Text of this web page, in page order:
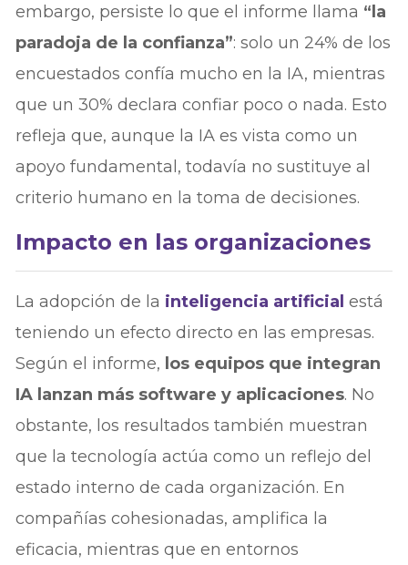
embargo, persiste lo que el informe llama “la
paradoja de la confianza”: solo un 24% de los
encuestados confía mucho en la IA, mientras
que un 30% declara confiar poco o nada. Esto
refleja que, aunque la IA es vista como un
apoyo fundamental, todavía no sustituye al
criterio humano en la toma de decisiones.
Impacto en las organizaciones
La adopción de la inteligencia artificial está
teniendo un efecto directo en las empresas.
Según el informe, los equipos que integran
IA lanzan más software y aplicaciones. No
obstante, los resultados también muestran
que la tecnología actúa como un reflejo del
estado interno de cada organización. En
compañías cohesionadas, amplifica la
eficacia, mientras que en entornos